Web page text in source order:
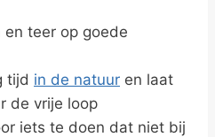
en teer op goede
tijd in de natuur en laat
de vrije loop
iets te doen dat niet bij